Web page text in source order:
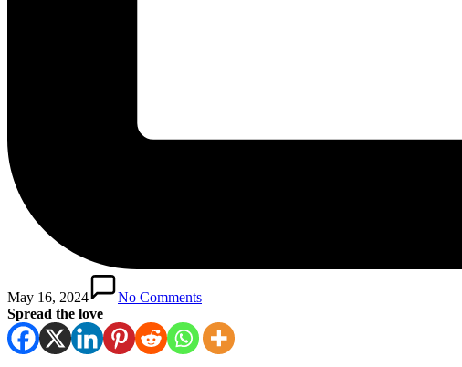
May 16, 2024
No Comments
Spread the love